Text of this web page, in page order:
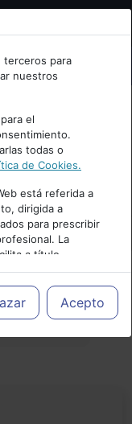
Cancelar
terceros para
nuestros
el
todas o
de Cookies.
está referida a
dirigida a
para prescribir
La
a título
de los
y decidir, en
a lasAcepto